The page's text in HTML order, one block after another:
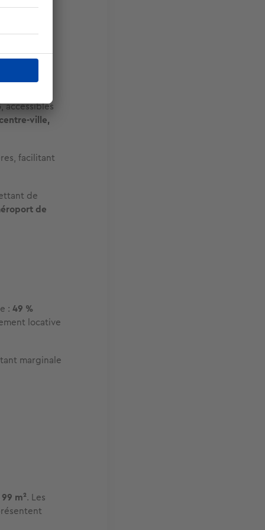
et un pôle
accessibles
ville,
facilitant
de
de
: 49 %
locative
marginale
m². Les